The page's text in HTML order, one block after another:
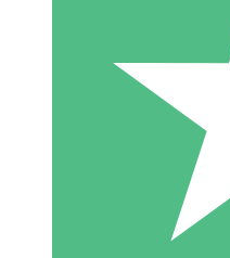
Pacotes de
Pague conforme o uso